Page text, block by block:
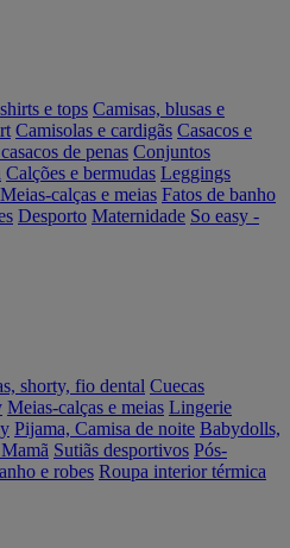
e tops Camisas, blusas e
Camisolas e cardigãs Casacos e
de penas Conjuntos
Calções e bermudas Leggings
Meias-calças e meias Fatos de banho
Desporto Maternidade So easy -
shorty, fio dental Cuecas
Meias-calças e meias Lingerie
Pijama, Camisa de noite Babydolls,
Sutiãs desportivos Pós-
e robes Roupa interior térmica